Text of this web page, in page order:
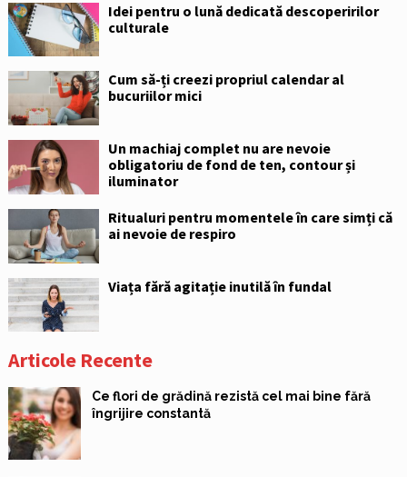
Idei pentru o lună dedicată descoperirilor
culturale
Cum să-ți creezi propriul calendar al
bucuriilor mici
Un machiaj complet nu are nevoie
obligatoriu de fond de ten, contour și
iluminator
Ritualuri pentru momentele în care simți că
ai nevoie de respiro
Viața fără agitație inutilă în fundal
Articole Recente
Ce flori de grădină rezistă cel mai bine fără
îngrijire constantă